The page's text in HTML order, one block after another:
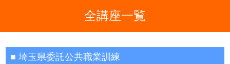
全講座一覧
埼玉県委託公共職業訓練